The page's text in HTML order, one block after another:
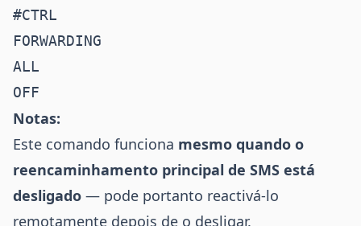
#CTRL
FORWARDING
ALL
Notas:
Este comando funciona mesmo quando o
reencaminhamento principal de SMS está
desligado — pode portanto reactivá-lo
remotamente depois de o desligar.